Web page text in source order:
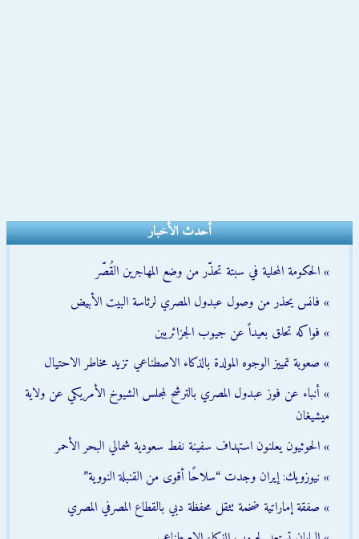
أحدث الأخبار
» الحكومة المحلية في سبتة تحذّر من وضع المهاجرين القُصّر
» فانس يحذر من وصول عبدول المصري لرئاسة البيت الأبيض
» فواكه تحلق بعيداً عن جيوب الجزائريين
» صعوبة تمييز الوجوه المولدة بالذكاء الاصطناعي تزيد مخاطر الاحتيال
» أنباء عن فوز عبدول المصري بالترشح لمجلس الشيوخ الأمريكي عن ولاية
ميشيغان
» الحوثيون يعلنون استهداف سفينة نفط سعودية شمالي البحر الأحمر
» نيوزويك: إيران وجدت “سلاحًا أقوى من القنبلة النووية”
» صفقة إماراتية ضخمة تثقل محفظة دبي بالقطاع المصرفي المصري